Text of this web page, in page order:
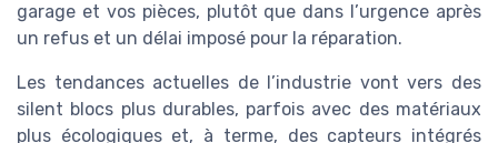
garage et vos pièces, plutôt que dans l’urgence après
un refus et un délai imposé pour la réparation.
Les tendances actuelles de l’industrie vont vers des
silent blocs plus durables, parfois avec des matériaux
plus écologiques et, à terme, des capteurs intégrés